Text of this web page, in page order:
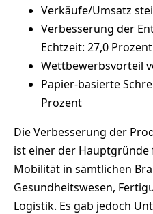
Verkäufe/Umsatz
Verbesserung der
Echtzeit: 27,0 Prozent
Wettbewerbsvorteil
Papier-basierte
Prozent
Die Verbesserung der
ist einer der
Mobilität in sämtlichen
Gesundheitswesen,
Logistik. Es gab jedoch